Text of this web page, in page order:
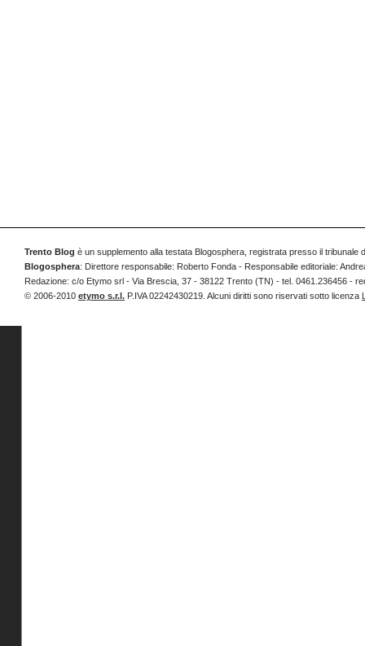
Trento Blog è un supplemento alla testata Blogosphera, registrata presso il tribunale
Blogosphera: Direttore responsabile: Roberto Fonda - Responsabile editoriale:
Redazione: c/o Etymo srl - Via Brescia, 37 - 38122 Trento (TN) - tel. 0461.236456 -
© 2006-2010 etymo s.r.l. P.IVA 02242430219. Alcuni diritti sono riservati sotto licenza